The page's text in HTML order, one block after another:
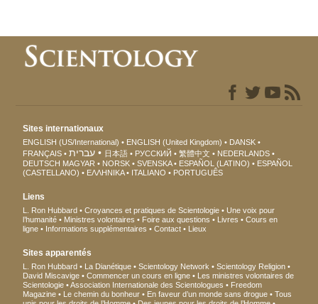
Sites internationaux
ENGLISH (US/International) ENGLISH (United Kingdom)
DANSK
FRANÇAIS
עברית 日本語 РУССКИЙ 繁體中文
NEDERLANDS
DEUTSCH MAGYAR NORSK SVENSKA ESPAÑOL (LATINO)
ESPAÑOL
(CASTELLANO)
ΕΛΛΗΝΙΚA ITALIANO PORTUGUÊS
Liens
L. Ron Hubbard Croyances et pratiques de Scientologie
Une voix pour
l’humanité
Ministres volontaires Foire aux questions Livres
Cours en
ligne
Informations supplémentaires Contact Lieux
Sites apparentés
L. Ron Hubbard La Dianétique Scientology Network
Scientology Religion
David Miscavige
Commencer un cours en ligne
Les ministres volontaires de
Scientologie
Association Internationale des Scientologues
Freedom
Magazine
Le chemin du bonheur En faveur d’un monde sans drogue
Tous